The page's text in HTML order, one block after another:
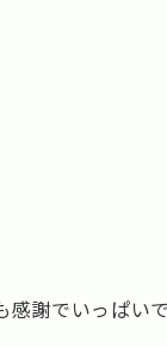
感謝でいっぱい